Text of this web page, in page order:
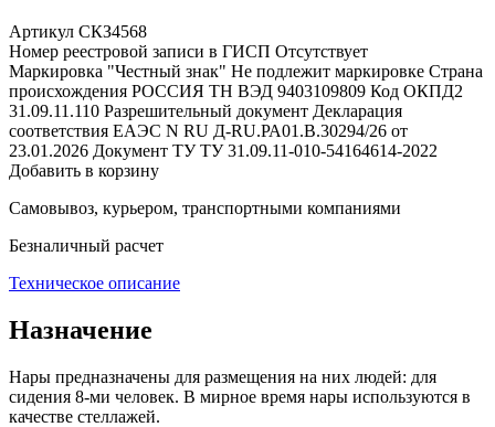
Артикул СКЗ4568
Номер реестровой записи в ГИСП Отсутствует
Маркировка "Честный знак" Не подлежит маркировке Страна
происхождения РОССИЯ ТН ВЭД 9403109809 Код ОКПД2
31.09.11.110 Разрешительный документ Декларация
соответствия ЕАЭС N RU Д-RU.РА01.В.30294/26 от
23.01.2026 Документ ТУ ТУ 31.09.11-010-54164614-2022
Добавить в корзину
Самовывоз, курьером, транспортными компаниями
Безналичный расчет
Техническое описание
Назначение
Нары предназначены для размещения на них людей: для
сидения 8-ми человек. В мирное время нары используются в
качестве стеллажей.